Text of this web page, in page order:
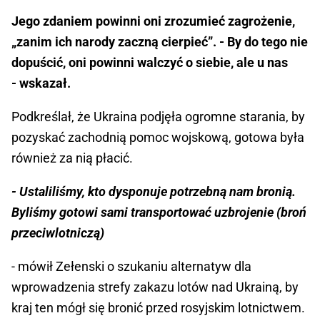
Jego zdaniem powinni oni zrozumieć zagrożenie,
„zanim ich narody zaczną cierpieć”. - By do tego nie
dopuścić, oni powinni walczyć o siebie, ale u nas
- wskazał.
Podkreślał, że Ukraina podjęła ogromne starania, by
pozyskać zachodnią pomoc wojskową, gotowa była
również za nią płacić.
- Ustaliliśmy, kto dysponuje potrzebną nam bronią.
Byliśmy gotowi sami transportować uzbrojenie (broń
przeciwlotniczą)
- mówił Zełenski o szukaniu alternatyw dla
wprowadzenia strefy zakazu lotów nad Ukrainą, by
kraj ten mógł się bronić przed rosyjskim lotnictwem.